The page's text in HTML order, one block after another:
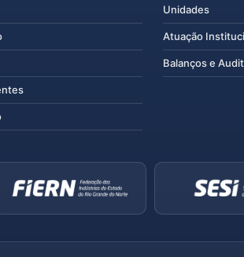
Unidades
Atuação
Balanços e